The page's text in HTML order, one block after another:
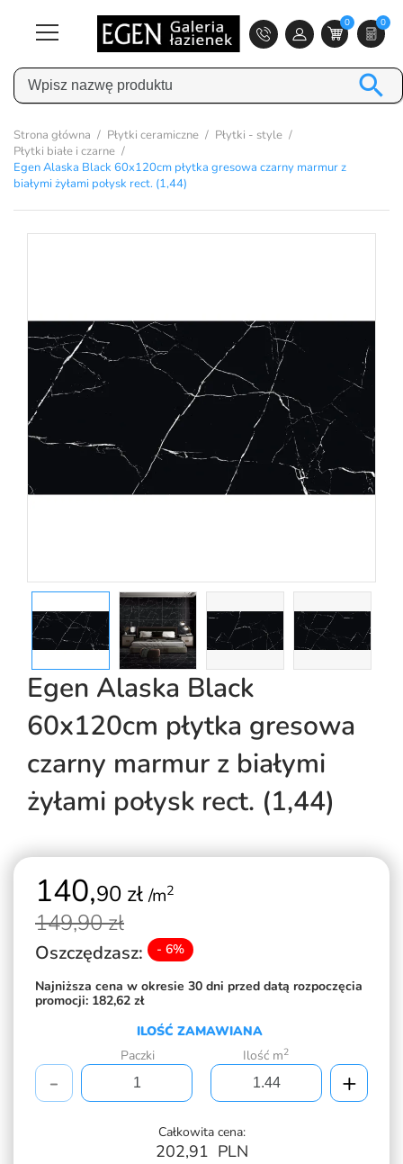
0 0

Strona główna Płytki ceramiczne
Płytki - style
Płytki białe i czarne
Egen Alaska Black 60x120cm płytka gresowa czarny marmur z
białymi żyłami połysk rect. (1,44)
Egen Alaska Black
60x120cm płytka gresowa
czarny marmur z białymi
żyłami połysk rect. (1,44)
140,90 zł/m2
149,90 zł
Oszczędzasz: - 6%
Najniższa cena w okresie 30 dni przed datą rozpoczęcia
promocji: 182,62 zł
ILOŚĆ ZAMAWIANA
Paczki
Ilość m2
- +
Całkowita cena:
202,91 PLN